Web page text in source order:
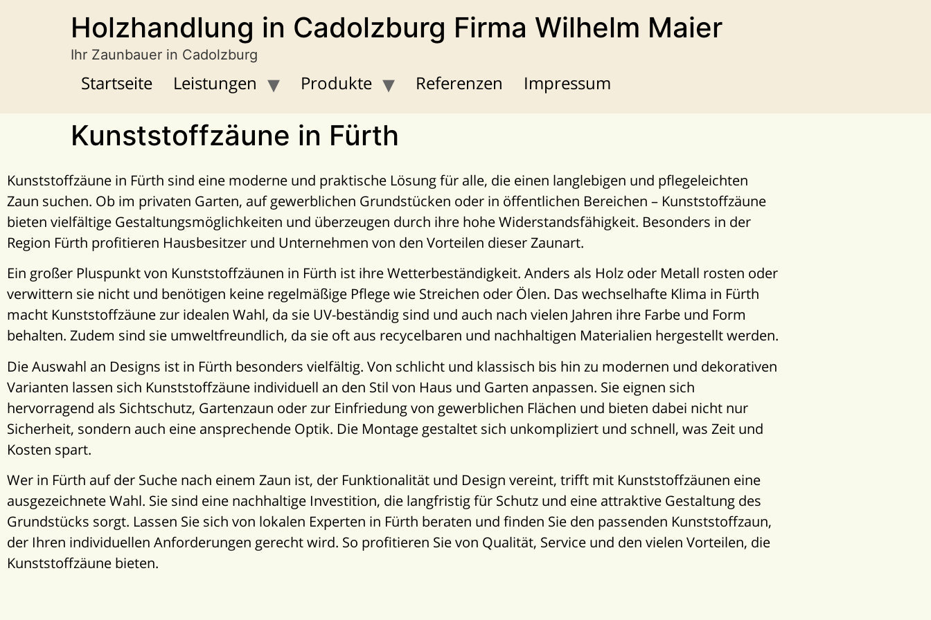
Holzhandlung in Cadolzburg Firma Wilhelm Maier
Ihr Zaunbauer in Cadolzburg
Startseite Leistungen Produkte Referenzen Impressum
Kunststoffzäune in Fürth
Kunststoffzäune in Fürth sind eine moderne und praktische Lösung für alle, die einen langlebigen und pflegeleichten
Zaun suchen. Ob im privaten Garten, auf gewerblichen Grundstücken oder in öffentlichen Bereichen – Kunststoffzäune
bieten vielfältige Gestaltungsmöglichkeiten und überzeugen durch ihre hohe Widerstandsfähigkeit. Besonders in der
Region Fürth profitieren Hausbesitzer und Unternehmen von den Vorteilen dieser Zaunart.
Ein großer Pluspunkt von Kunststoffzäunen in Fürth ist ihre Wetterbeständigkeit. Anders als Holz oder Metall rosten oder
verwittern sie nicht und benötigen keine regelmäßige Pflege wie Streichen oder Ölen. Das wechselhafte Klima in Fürth
macht Kunststoffzäune zur idealen Wahl, da sie UV-beständig sind und auch nach vielen Jahren ihre Farbe und Form
behalten. Zudem sind sie umweltfreundlich, da sie oft aus recycelbaren und nachhaltigen Materialien hergestellt werden.
Die Auswahl an Designs ist in Fürth besonders vielfältig. Von schlicht und klassisch bis hin zu modernen und dekorativen
Varianten lassen sich Kunststoffzäune individuell an den Stil von Haus und Garten anpassen. Sie eignen sich
hervorragend als Sichtschutz, Gartenzaun oder zur Einfriedung von gewerblichen Flächen und bieten dabei nicht nur
Sicherheit, sondern auch eine ansprechende Optik. Die Montage gestaltet sich unkompliziert und schnell, was Zeit und
Kosten spart.
Wer in Fürth auf der Suche nach einem Zaun ist, der Funktionalität und Design vereint, trifft mit Kunststoffzäunen eine
ausgezeichnete Wahl. Sie sind eine nachhaltige Investition, die langfristig für Schutz und eine attraktive Gestaltung des
Grundstücks sorgt. Lassen Sie sich von lokalen Experten in Fürth beraten und finden Sie den passenden Kunststoffzaun,
der Ihren individuellen Anforderungen gerecht wird. So profitieren Sie von Qualität, Service und den vielen Vorteilen, die
Kunststoffzäune bieten.